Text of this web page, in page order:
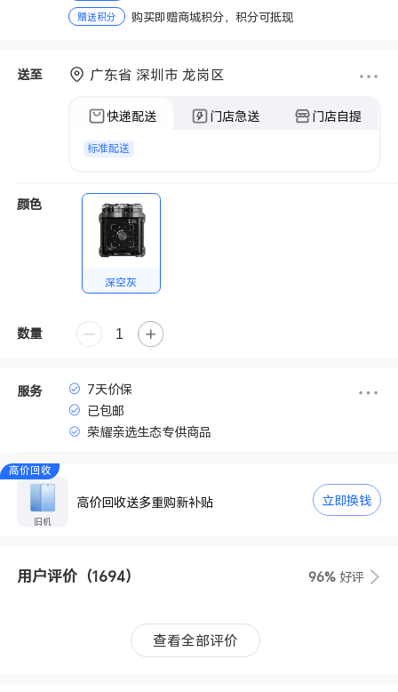
赠送积分 购买即赠商城积分，积分可抵现
送至 广东省 深圳市 龙岗区
快递配送 门店急送 门店自提
标准配送
颜色
深空灰
数量
服务
7天价保
已包邮
荣耀亲选生态专供商品
高价回收
旧机
高价回收送多重购新补贴 立即换钱
用户评价 （1694） 96% 好评
查看全部评价